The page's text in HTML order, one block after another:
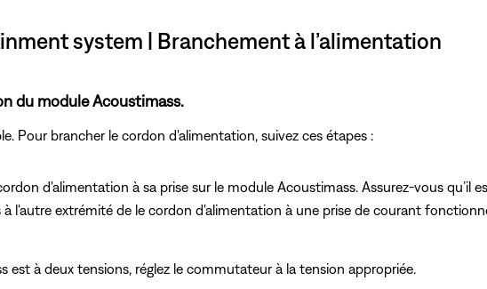
system | Branchement à l’alimentation
du module Acoustimass.
Pour brancher le cordon d'alimentation, suivez ces étapes :
d'alimentation à sa prise sur le module Acoustimass. Assurez-vous qu’il
à l'autre extrémité de le cordon d'alimentation à une prise de courant
est à deux tensions, réglez le commutateur à la tension appropriée.